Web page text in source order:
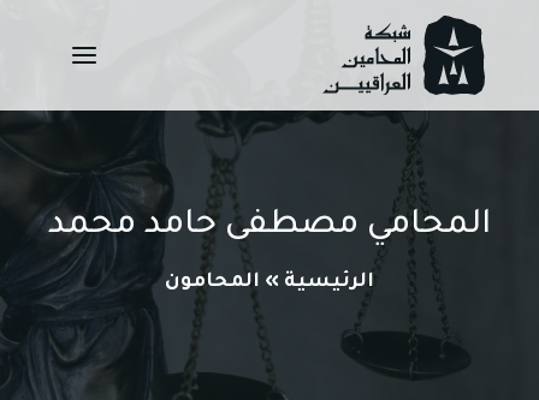
content
المحامي مصطفى حامد محمد
الرئيسية » المحامون